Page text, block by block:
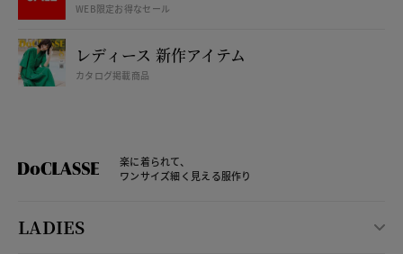
WEB限定お得なセール
レディース 新作アイテム
カタログ掲載商品
楽に着られて、
ワンサイズ細く見える服作り
LADIES